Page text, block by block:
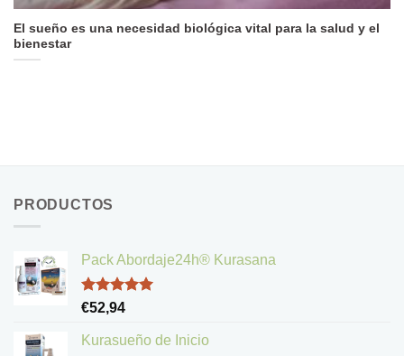
El sueño es una necesidad biológica vital para la salud y el
bienestar
PRODUCTOS
Pack Abordaje24h® Kurasana
Valorado
de 5
€52,94
Kurasueño de Inicio